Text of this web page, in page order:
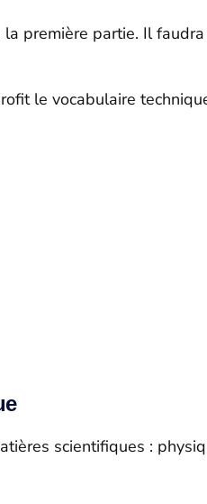
première partie. Il
le vocabulaire
scientifiques :